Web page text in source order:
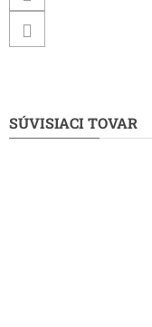
SÚVISIACI TOVAR